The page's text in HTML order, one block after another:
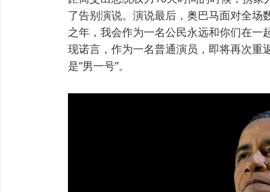
了告别演说。演说最后，奥巴马面对全场
之年，我会作为一名公民永远和你们在一
现诺言，作为一名普通演员，即将再次重
是“男一号”。